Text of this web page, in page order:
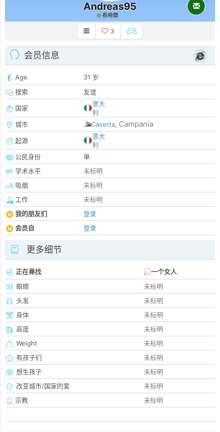
Andreas95
長時間
3
会员信息
Age
31 岁
搜索
友谊
国家
意大
利
城市
Caserta, Campania
起源
意大
利
公民身份
单
学术水平
未标明
吸烟
未标明
工作
未标明
我的朋友们
登录
会员自
登录
更多细节
正在尋找
一个女人
眼睛
未标明
头发
未标明
身体
未标明
高度
未标明
Weight
未标明
有孩子们
未标明
想生孩子
未标明
改变城市/国家的爱
未标明
宗教
未标明